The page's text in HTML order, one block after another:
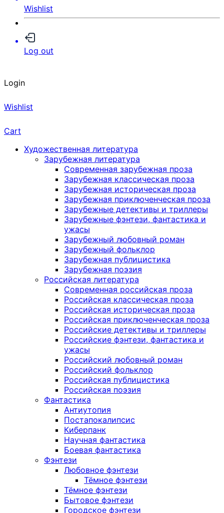
Wishlist
Log out
Login
Wishlist
Cart
Художественная литература
Зарубежная литература
Современная зарубежная проза
Зарубежная классическая проза
Зарубежная историческая проза
Зарубежная приключенческая проза
Зарубежные детективы и триллеры
Зарубежные фэнтези, фантастика и
ужасы
Зарубежный любовный роман
Зарубежный фольклор
Зарубежная публицистика
Зарубежная поэзия
Российская литература
Современная российская проза
Российская классическая проза
Российская историческая проза
Российская приключенческая проза
Российские детективы и триллеры
Российские фэнтези, фантастика и
ужасы
Российский любовный роман
Российский фольклор
Российская публицистика
Российская поэзия
Фантастика
Антиутопия
Постапокалипсис
Киберпанк
Научная фантастика
Боевая фантастика
Фэнтези
Любовное фэнтези
Тёмное фэнтези
Тёмное фэнтези
Бытовое фэнтези
Городское фэнтези